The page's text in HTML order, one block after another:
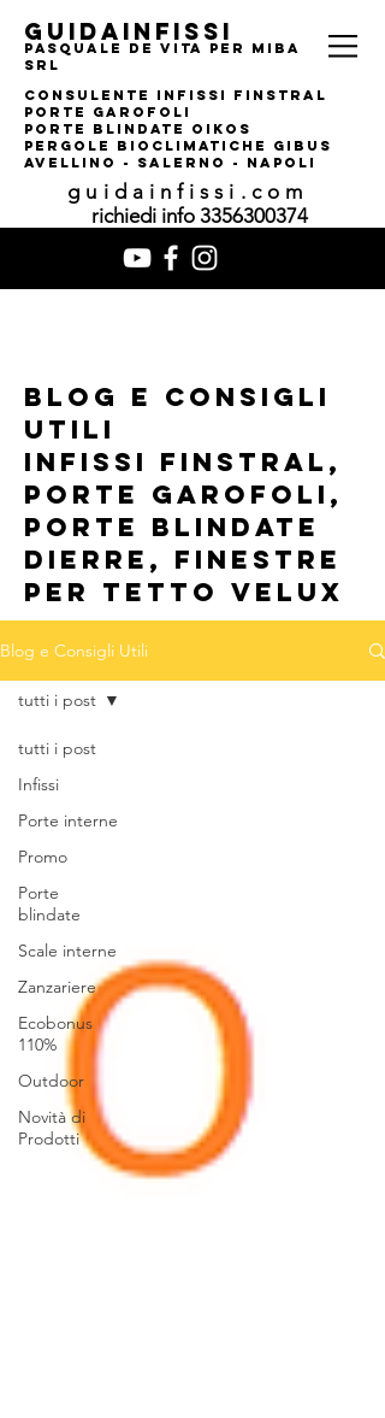
guidainfissi
pasquale de vita per MIBA
srl
consulente infissi finstral
porte garofoli
PORTE BLINDATE OIKOS
pERGOLE bIOCLIMATI CHE gIBUS
AVELLINO - SALERNO - NAPOLI
guidainfissi.com
richiedi info 3356300374
Blog e consigli
utili
infissi finstral,
porte garofoli,
porte blindate
dierre, finestre
per tetto velux
Blog e Consigli Utili
tutti i post
Infissi
Porte interne
Promo
Porte
blindate
Scale interne
Zanzariere
Ecobonus
110%
Outdoor
Novità di
Prodotti
tutti i post